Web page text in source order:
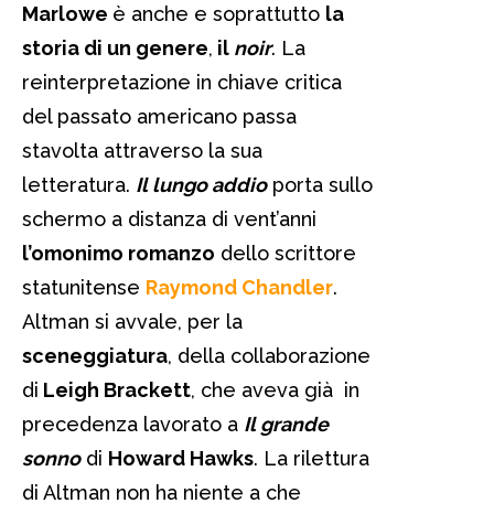
Marlowe è anche e soprattutto la
storia di un genere, il noir. La
reinterpretazione in chiave critica
del passato americano passa
stavolta attraverso la sua
letteratura. Il lungo addioporta sullo
schermo a distanza di vent’anni
l’omonimo romanzo dello scrittore
statunitense Raymond Chandler.
Altman si avvale, per la
sceneggiatura, della collaborazione
di Leigh Brackett, che aveva già in
precedenza lavorato a Il grande
sonnodi Howard Hawks. La rilettura
di Altman non ha niente a che